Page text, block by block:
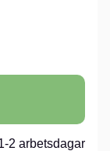
2 arbetsdagar